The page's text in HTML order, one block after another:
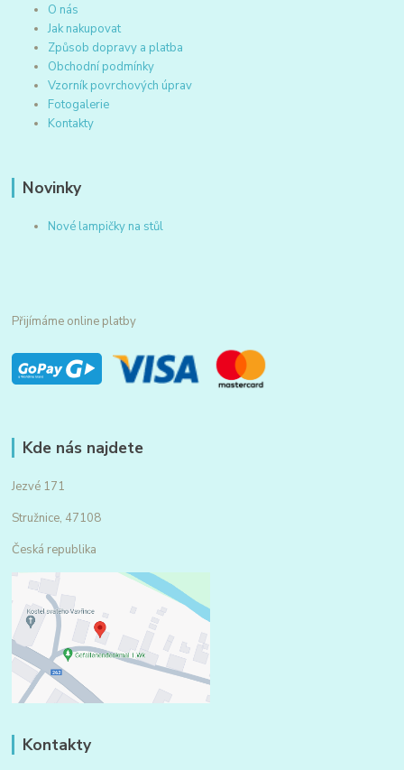
O nás
Jak nakupovat
Způsob dopravy a platba
Obchodní podmínky
Vzorník povrchových úprav
Fotogalerie
Kontakty
Novinky
Nové lampičky na stůl
Přijímáme online platby
Kde nás najdete
Jezvé 171
Stružnice, 47108
Česká republika
Kontakty